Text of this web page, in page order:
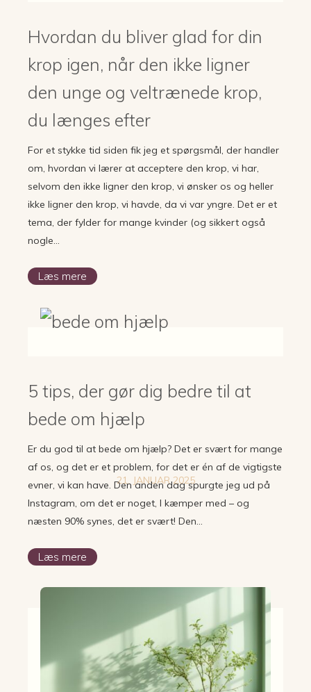
Hvordan du bliver glad for din
krop igen, når den ikke ligner
den unge og veltrænede krop,
du længes efter
For et stykke tid siden fik jeg et spørgsmål, der handler
om, hvordan vi lærer at acceptere den krop, vi har,
selvom den ikke ligner den krop, vi ønsker os og heller
ikke ligner den krop, vi havde, da vi var yngre. Det er et
tema, der fylder for mange kvinder (og sikkert også
nogle…
Læs mere
5 tips, der gør dig bedre til at
bede om hjælp
21. JANUAR 2025
Er du god til at bede om hjælp? Det er svært for mange
af os, og det er et problem, for det er én af de vigtigste
evner, vi kan have. Den anden dag spurgte jeg ud på
Instagram, om det er noget, I kæmper med – og
næsten 90% synes, det er svært! Den…
Læs mere